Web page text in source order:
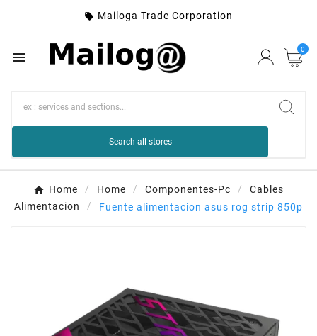
 Mailoga Trade Corporation
 0
Search all stores
Home Home Componentes-Pc
Cables
Alimentacion
Fuente alimentacion asus rog strip 850p